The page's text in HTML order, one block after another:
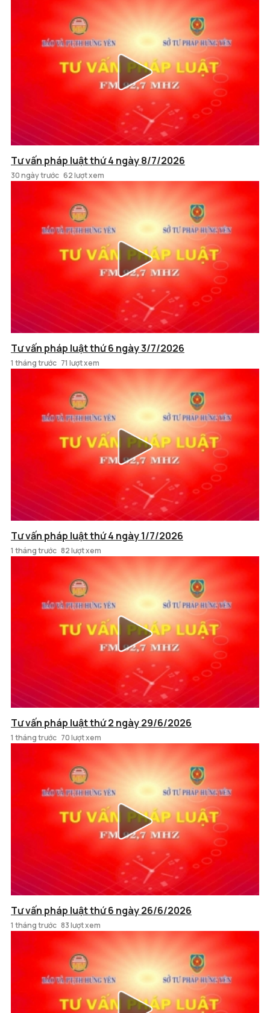
Tư vấn pháp luật thứ 4 ngày 8/7/2026
30 ngày trước 62 lượt xem
Tư vấn pháp luật thứ 6 ngày 3/7/2026
1 tháng trước 71 lượt xem
Tư vấn pháp luật thứ 4 ngày 1/7/2026
1 tháng trước 82 lượt xem
Tư vấn pháp luật thứ 2 ngày 29/6/2026
1 tháng trước 70 lượt xem
Tư vấn pháp luật thứ 6 ngày 26/6/2026
1 tháng trước 83 lượt xem